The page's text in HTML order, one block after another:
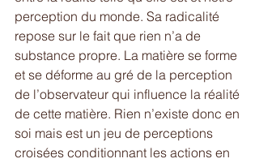
perception du monde. Sa radicalité
repose sur le fait que rien n’a de
substance propre. La matière se forme
et se déforme au gré de la perception
de l’observateur qui influence la réalité
de cette matière. Rien n’existe donc en
soi mais est un jeu de perceptions
croisées conditionnant les actions en